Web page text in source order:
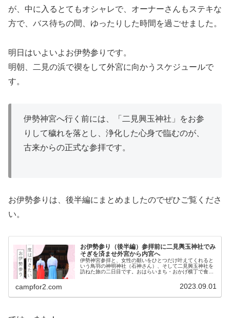
が、中に入るとてもオシャレで、オーナーさんもステキな
方で、バス待ちの間、ゆったりした時間を過ごせました。
明日はいよいよお伊勢参りです。
明朝、二見の浜で禊をして外宮に向かうスケジュールで
す。
伊勢神宮へ行く前には、「二見興玉神社」をお参
りして穢れを落とし、浄化した心身で臨むのが、
古来からの正式な参拝です。
お伊勢参りは、後半編にまとめましたのでぜひご覧くださ
い。
お伊勢参り（後半編）参拝前に二見輿玉神社でみ
そぎを済ませ外宮から内宮へ
伊勢神宮参拝と、女性の願いをひとつだけ叶えてくれると
いう鳥羽の神明神社（石神さん）、そして二見興玉神社を
訪ねた旅の二日目です。おはらいまち・おかげ横丁で食べ
campfor2.com 2023.09.01